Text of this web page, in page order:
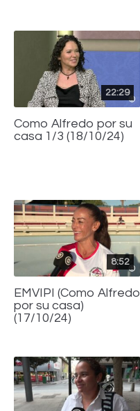
22:29
Como Alfredo por su
casa 1/3 (18/10/24)
8:52
EMVIPI (Como Alfredo
por su casa)
(17/10/24)